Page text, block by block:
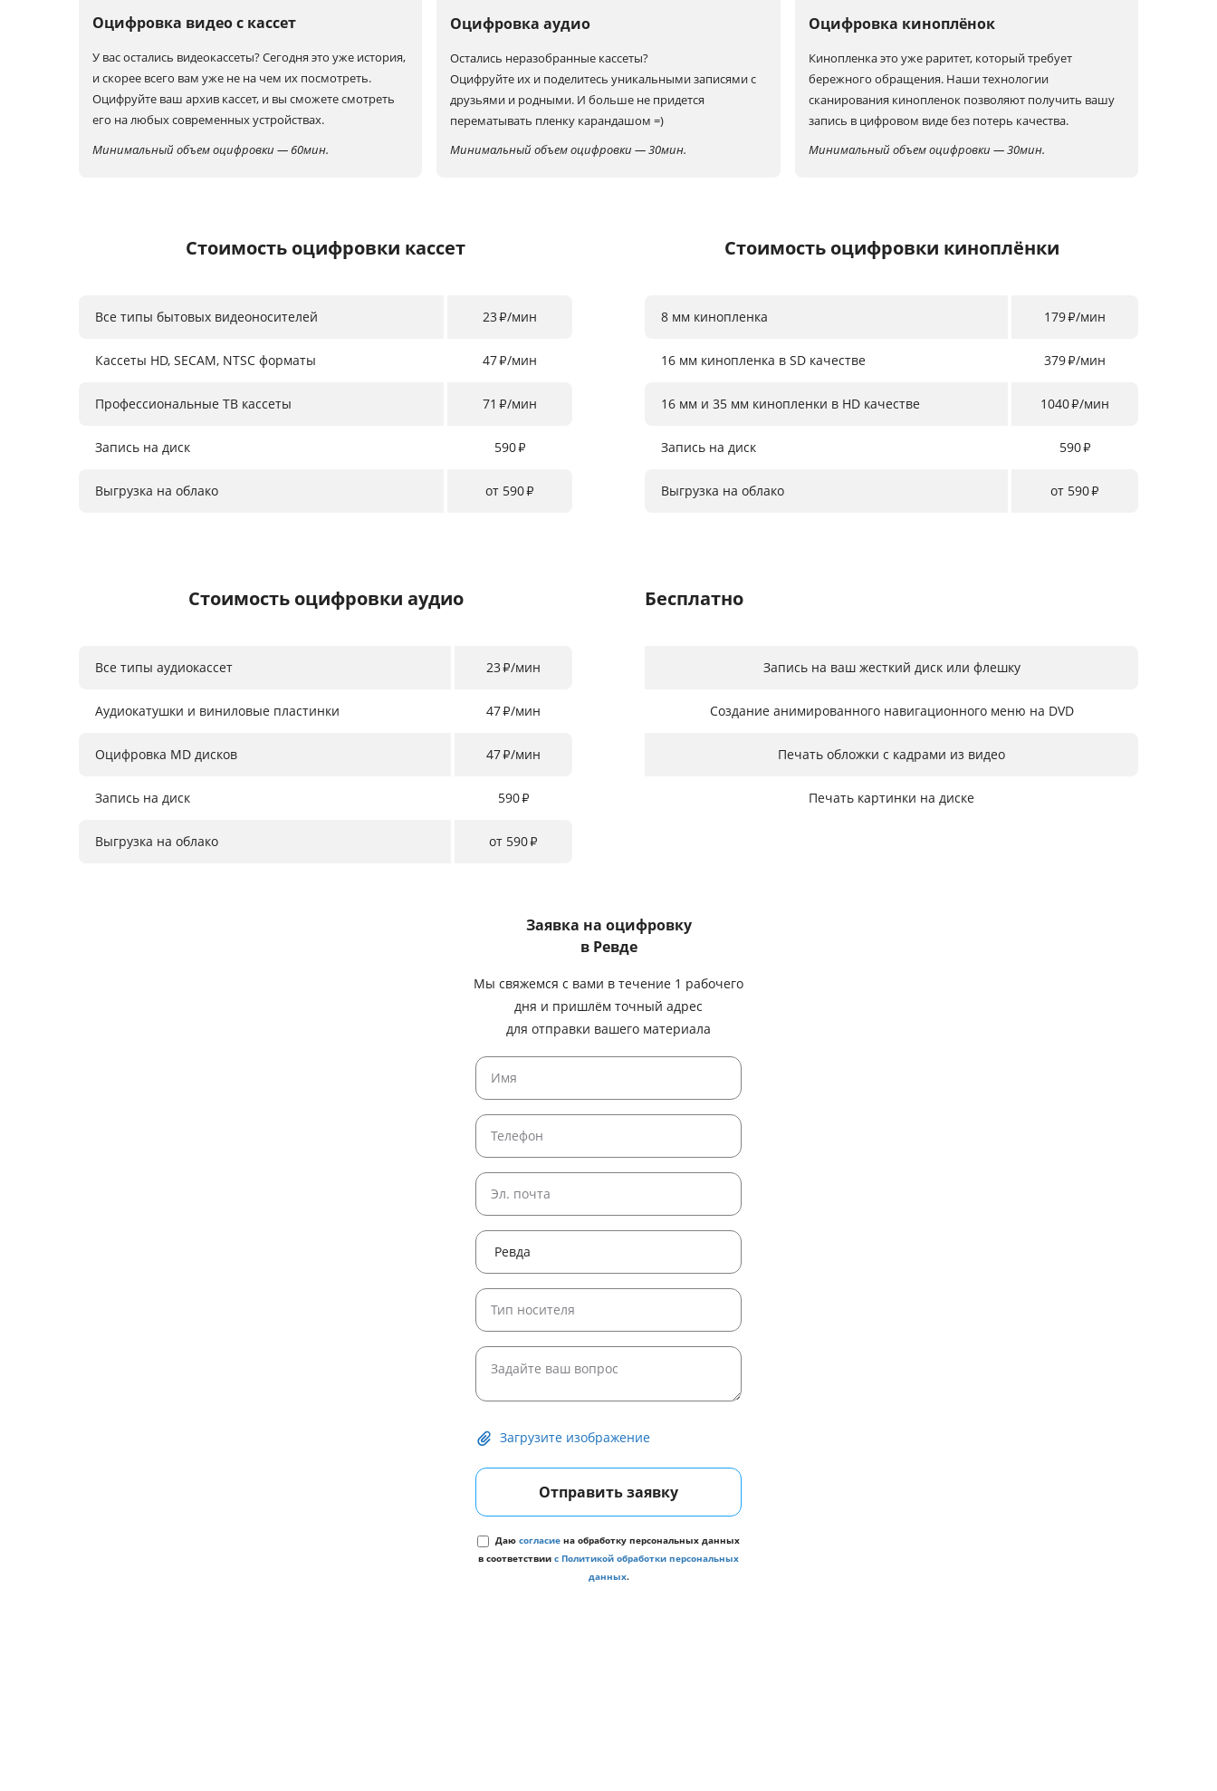
Оцифровка видео с кассет
У вас остались видеокассеты? Сегодня это уже история,
и скорее всего вам уже не на чем их посмотреть.
Оцифруйте ваш архив кассет, и вы сможете смотреть
его на любых современных устройствах.
Минимальный объем оцифровки — 60мин.
Оцифровка аудио
Остались неразобранные кассеты?
Оцифруйте их и поделитесь уникальными записями с
друзьями и родными. И больше не придется
перематывать пленку карандашом =)
Минимальный объем оцифровки — 30мин.
Оцифровка киноплёнок
Кинопленка это уже раритет, который требует
бережного обращения. Наши технологии
сканирования кинопленок позволяют получить вашу
запись в цифровом виде без потерь качества.
Минимальный объем оцифровки — 30мин.
Стоимость оцифровки кассет
Все типы бытовых видеоносителей 23₽/мин
Кассеты HD, SECAM, NTSC форматы 47₽/мин
Профессиональные ТВ кассеты 71 ₽/мин
Запись на диск 590₽
Выгрузка на облако от 590₽
Стоимость оцифровки киноплёнки
8 мм кинопленка 179₽/мин
16 мм кинопленка в SD качестве 379₽/мин
16 мм и 35 мм кинопленки в HD качестве 1040₽/мин
Запись на диск 590₽
Выгрузка на облако от 590₽
Стоимость оцифровки аудио
Все типы аудиокассет 23₽/мин
Аудиокатушки и виниловые пластинки 47₽/мин
Оцифровка MD дисков 47₽/мин
Запись на диск 590₽
Выгрузка на облако от 590₽
Бесплатно
Запись на ваш жесткий диск или флешку
Создание анимированного навигационного меню на DVD
Печать обложки с кадрами из видео
Печать картинки на диске
Заявка на оцифровку
в Ревде
Мы свяжемся с вами в течение 1 рабочего
дня и пришлём точный адрес
для отправки вашего материала
Загрузите изображение
Отправить заявку
Даю согласие на обработку персональных данных
в соответствии с Политикой обработки персональных
данных.